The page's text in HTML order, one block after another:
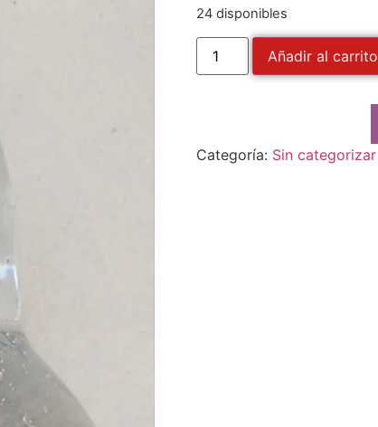
24 disponibles
Añadir al carrito
Categoría: Sin categorizar